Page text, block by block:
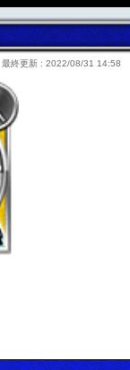
最終更新 : 2022/08/31 14:58